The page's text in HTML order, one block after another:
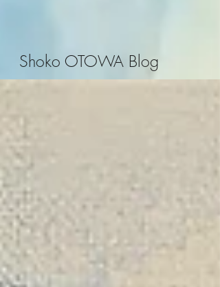
Shoko OTOWA Blog